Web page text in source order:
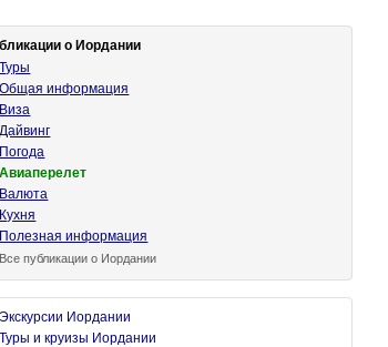
о Иордании
Туры
Общая информация
Виза
Дайвинг
Погода
Авиаперелет
Валюта
Кухня
Полезная информация
Все публикации о Иордании
Экскурсии Иордании
Туры и круизы Иордании